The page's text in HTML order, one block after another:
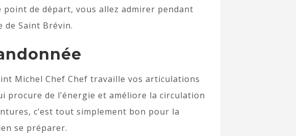
de départ, vous allez admirer pendant
de Saint Brévin.
Michel Chef Chef travaille vos articulations
procure de l’énergie et améliore la circulation
c’est tout simplement bon pour la
se préparer.